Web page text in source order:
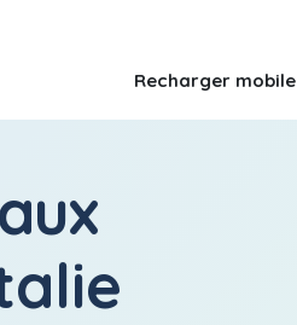
Recharger mobile